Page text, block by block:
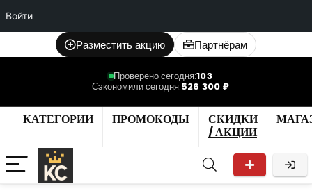
Войти
Разместить акцию Партнёрам
Проверено сегодня:103
Сэкономили сегодня:526 300 ₽
КАТЕГОРИИ ПРОМОКОДЫ
СКИДКИ
/ АКЦИИ